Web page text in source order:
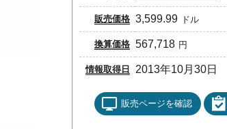
販売価格 3,599.99 ドル
換算価格 567,718 円
情報取得日 2013年10月30日
販売ページを確認